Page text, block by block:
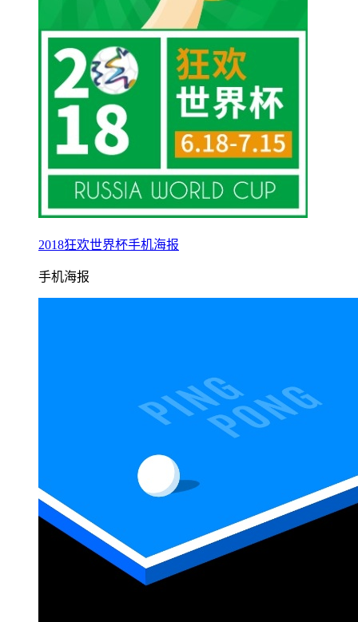
2018狂欢世界杯手机海报
手机海报